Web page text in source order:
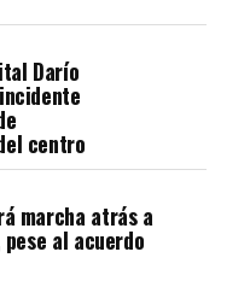
Darío
centro
marcha atrás a
al acuerdo